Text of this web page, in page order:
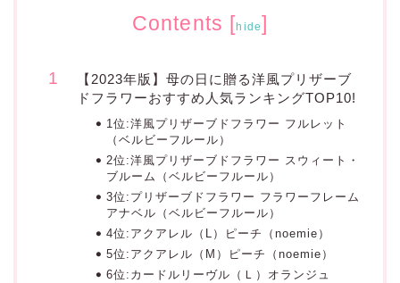
Contents [hide]
【2023年版】母の日に贈る洋風プリザーブ
ドフラワーおすすめ人気ランキングTOP10!
1位:洋風プリザーブドフラワー フルレット
（ベルビーフルール）
2位:洋風プリザーブドフラワー スウィート・
ブルーム（ベルビーフルール）
3位:プリザーブドフラワー フラワーフレーム
アナベル（ベルビーフルール）
4位:アクアレル（L）ピーチ（noemie）
5位:アクアレル（M）ピーチ（noemie）
6位:カードルリーヴル（Ｌ）オランジュ